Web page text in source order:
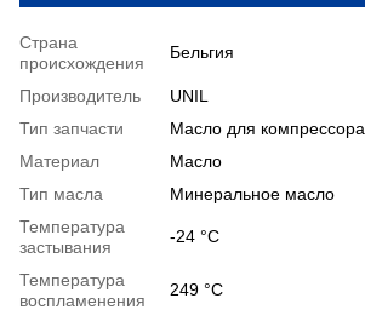
Страна
происхождения
Бельгия
Производитель
UNIL
Тип запчасти
Масло для компрессора
Материал
Масло
Тип масла
Минеральное масло
Температура
застывания
-24 °C
Температура
воспламенения
249 °C